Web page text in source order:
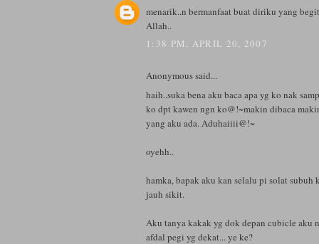
menarik..n bermanfaat buat diriku yang
Allah..
1:38 PM, APRIL 20, 2007
Anonymous said...
haih..suka bena aku baca apa yg ko nak
ko dpt kawen ngn ko@!~makin dibaca
yang aku ada. Aduhaiiii@!~
oyehh..
hamka, bapak aku kan selalu pi solat subuh
jauh sikit.
Aku tanya kakak yg dok depan cubicle aku
afdal pegi yg dekat... ye ke?